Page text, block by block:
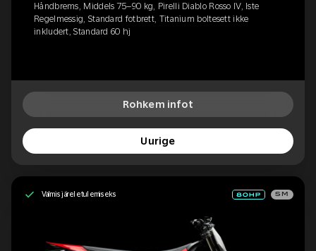
Håndbrems, Middels 75–90 kg, Pirelli Diablo Rosso IV, Iste
Regelmessig, Standard fotbrett, Titanium boltesett ikke
inkludert, Standard 60 hj
Rohkem infot
Uurige
Valmis järeletulemiseks SM